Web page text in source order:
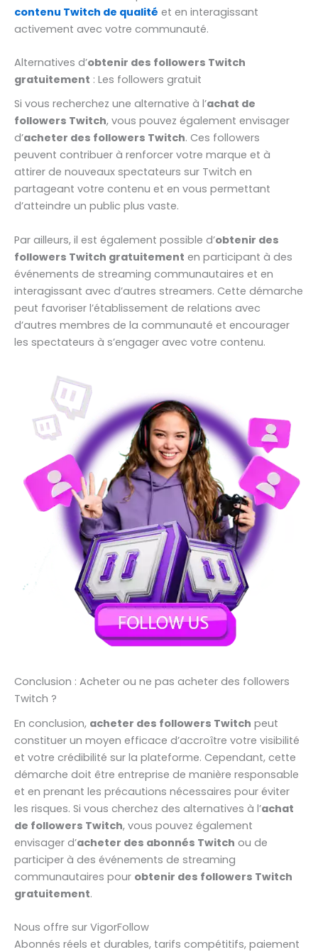
contenu Twitch de qualité et en interagissant
activement avec votre communauté.
Alternatives d’obtenir des followers Twitch
gratuitement : Les followers gratuit
Si vous recherchez une alternative à l’achat de
followers Twitch, vous pouvez également envisager
d’acheter des followers Twitch. Ces followers
peuvent contribuer à renforcer votre marque et à
attirer de nouveaux spectateurs sur Twitch en
partageant votre contenu et en vous permettant
d’atteindre un public plus vaste.
Par ailleurs, il est également possible d’obtenir des
followers Twitch gratuitement en participant à des
événements de streaming communautaires et en
interagissant avec d’autres streamers. Cette démarche
peut favoriser l’établissement de relations avec
d’autres membres de la communauté et encourager
les spectateurs à s’engager avec votre contenu.
Conclusion : Acheter ou ne pas acheter des followers
Twitch ?
En conclusion, acheter des followers Twitch peut
constituer un moyen efficace d’accroître votre visibilité
et votre crédibilité sur la plateforme. Cependant, cette
démarche doit être entreprise de manière responsable
et en prenant les précautions nécessaires pour éviter
les risques. Si vous cherchez des alternatives à l’achat
de followers Twitch, vous pouvez également
envisager d’acheter des abonnés Twitch ou de
participer à des événements de streaming
communautaires pour obtenir des followers Twitch
gratuitement.
Nous offre sur VigorFollow
Abonnés réels et durables, tarifs compétitifs, paiement